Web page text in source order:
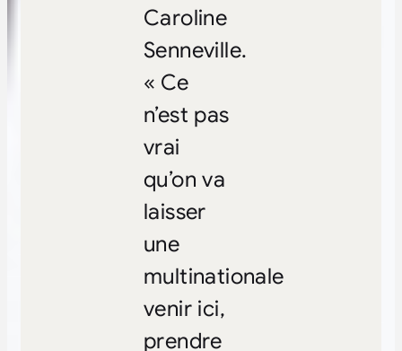
Caroline
Senneville.
« Ce
n’est pas
vrai
qu’on va
laisser
une
multinationale
venir ici,
prendre